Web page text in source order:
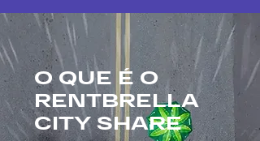
O QUE É O
RENTBRELLA
CITY SHARE